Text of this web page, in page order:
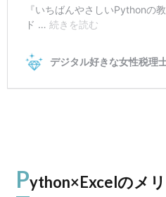
Python×Excelのメ